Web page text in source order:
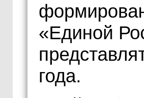
«Единой
года.